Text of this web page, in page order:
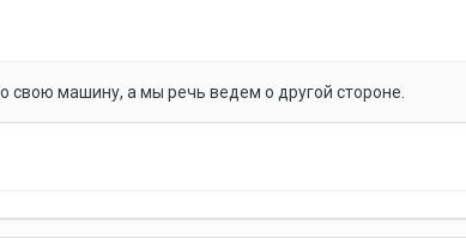
свою машину, а мы речь ведем о другой стороне.